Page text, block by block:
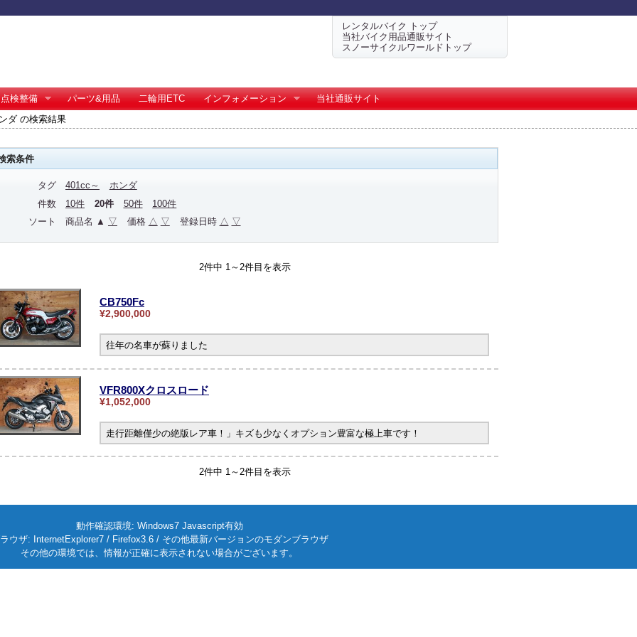
レンタルバイク トップ
当社バイク用品通販サイト
スノーサイクルワールドトップ
点検整備 パーツ&用品 二輪用ETC インフォメーション
当社通販サイト
ダ の検索結果
索条件
タグ 401cc～
ホンダ
件数
10件 20件 50件
100件
ソート
商品名 ▲ ▽ 価格 △ ▽ 登録日時 △ ▽
2件中 1～2件目を表示
CB750Fc
¥2,900,000
往年の名車が蘇りました
VFR800Xクロスロード
¥1,052,000
走行距離僅少の絶版レア車！」キズも少なくオプション豊富な極上車です！
2件中 1～2件目を表示
動作確認環境: Windows7 Javascript有効
ウザ: InternetExplorer7 / Firefox3.6 / その他最新バージョンのモダンブラウザ
その他の環境では、情報が正確に表示されない場合がございます。